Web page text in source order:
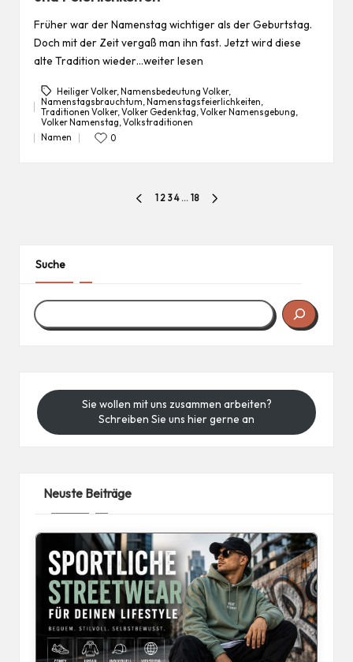
Früher war der Namenstag wichtiger als der Geburtstag.
Doch mit der Zeit vergaß man ihn fast. Jetzt wird diese
alte Tradition wieder…weiter lesen
Tags:
Heiliger Volker, Namensbedeutung Volker,
Namenstagsbrauchtum, Namenstagsfeierlichkeiten,
Traditionen Volker,Volker Gedenktag,Volker Namensgebung,
Volker Namenstag,Volkstraditionen
Posted
Namen 0
Seitennummerierung
Beiträge
PREVIOUS
1 2 3 4 … 18
Suche
Sie wollen mit uns zusammen arbeiten?
Schreiben Sie uns hier gerne an
Neuste Beiträge